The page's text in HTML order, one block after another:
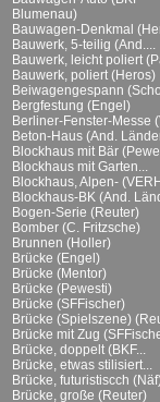
Blumenau)
Bauwagen-Denkmal
Bauwerk, 5-teilig (And....
Bauwerk, leicht poliert
Bauwerk, poliert (Heros)
Beiwagengespann
Bergfestung (Engel)
Berliner-Fenster-Messe
Beton-Haus (And.
Blockhaus mit Bär
Blockhaus mit Garten...
Blockhaus, Alpen-
Blockhaus-BK (And.
Bogen-Serie (Reuter)
Bomber (C. Fritzsche)
Brunnen (Holler)
Brücke (Engel)
Brücke (Mentor)
Brücke (Pewesti)
Brücke (SFFischer)
Brücke (Spielszene)
Brücke mit Zug
Brücke, doppelt (BKF...
Brücke, etwas stilisiert...
Brücke, futuristiscch
Brücke, große (Reuter)